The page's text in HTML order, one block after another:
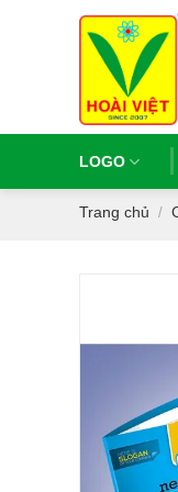
LOGO
Trang chủ /